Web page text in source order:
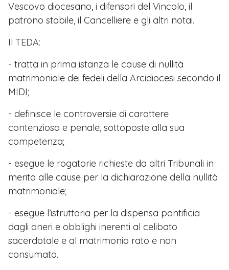
Vescovo diocesano, i difensori del Vincolo, il
patrono stabile, il Cancelliere e gli altri notai.
Il TEDA:
- tratta in prima istanza le cause di nullità
matrimoniale dei fedeli della Arcidiocesi secondo il
MIDI;
- definisce le controversie di carattere
contenzioso e penale, sottoposte alla sua
competenza;
- esegue le rogatorie richieste da altri Tribunali in
merito alle cause per la dichiarazione della nullità
matrimoniale;
- esegue l’istruttoria per la dispensa pontificia
dagli oneri e obblighi inerenti al celibato
sacerdotale e al matrimonio rato e non
consumato.